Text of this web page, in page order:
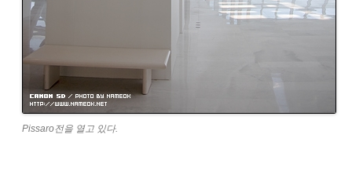
Pissaro전을 열고 있다.